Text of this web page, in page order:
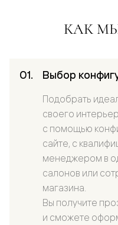
КАК
Выбор
Подобрать
своего
с помощью
сайте, с
менеджером в
салонов или
магазина.
Вы получите
и сможете